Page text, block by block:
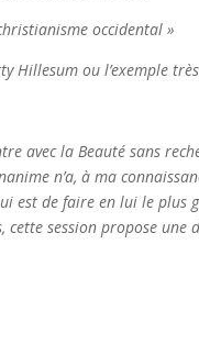
occidental »
Hillesum ou l’exemple
avec la Beauté sans
n’a, à ma
est de faire en lui le
session propose une